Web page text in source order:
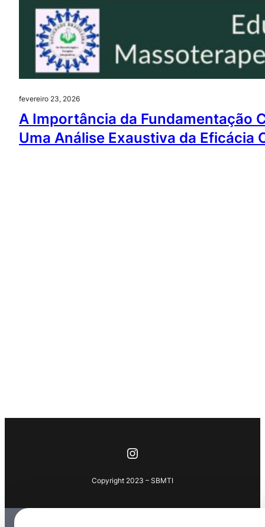
fevereiro 23, 2026
A Importância da Fundamentação
Uma Análise Exaustiva da Eficácia
Instagram
Copyright 2023 – SBMTI